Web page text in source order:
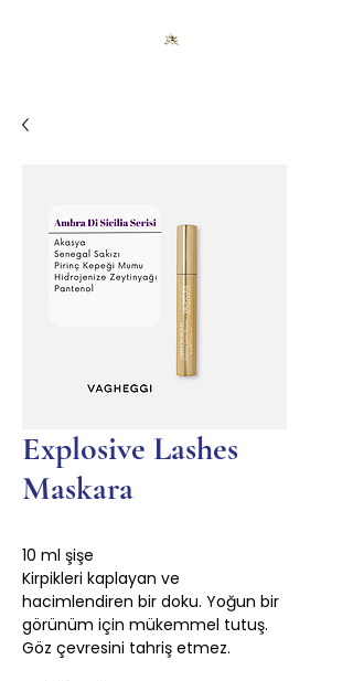
Explosive Lashes
Maskara
10 ml şişe
Kirpikleri kaplayan ve
hacimlendiren bir doku. Yoğun bir
görünüm için mükemmel tutuş.
Göz çevresini tahriş etmez.